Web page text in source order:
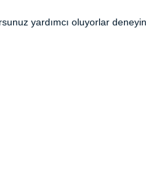
yardımcı oluyorlar